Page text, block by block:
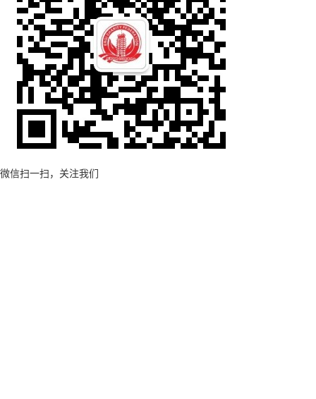
微信扫一扫，关注我们